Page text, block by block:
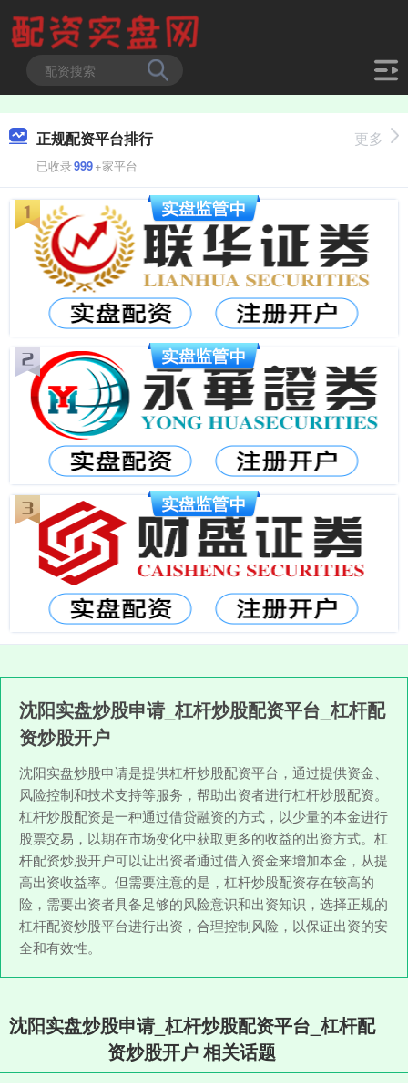
正规配资平台排行
已收录999+家平台
更多
沈阳实盘炒股申请_杠杆炒股配资平台_杠杆配
资炒股开户
沈阳实盘炒股申请是提供杠杆炒股配资平台，通过提供资金、
风险控制和技术支持等服务，帮助出资者进行杠杆炒股配资。
杠杆炒股配资是一种通过借贷融资的方式，以少量的本金进行
股票交易，以期在市场变化中获取更多的收益的出资方式。杠
杆配资炒股开户可以让出资者通过借入资金来增加本金，从提
高出资收益率。但需要注意的是，杠杆炒股配资存在较高的
险，需要出资者具备足够的风险意识和出资知识，选择正规的
杠杆配资炒股平台进行出资，合理控制风险，以保证出资的安
全和有效性。
沈阳实盘炒股申请_杠杆炒股配资平台_杠杆配
资炒股开户 相关话题